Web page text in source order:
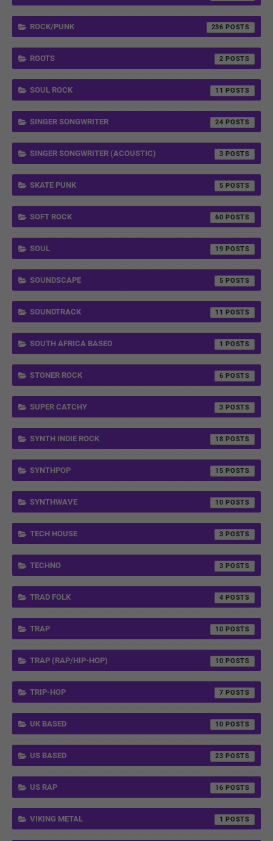
ROCK/PUNK 236
ROOTS 2
SOUL ROCK 11
SINGER SONGWRITER 24
SINGER SONGWRITER (ACOUSTIC) 3
SKATE PUNK 5
SOFT ROCK 60
SOUL 19
SOUNDSCAPE 5
SOUNDTRACK 11
SOUTH AFRICA BASED 1
STONER ROCK 6
SUPER CATCHY 3
SYNTH INDIE ROCK 18
SYNTHPOP 15
SYNTHWAVE 10
TECH HOUSE 3
TECHNO 3
TRAD FOLK 4
TRAP 10
TRAP (RAP/HIP-HOP) 10
TRIP-HOP 7
UK BASED 10
US BASED 23
US RAP 16
VIKING METAL 1